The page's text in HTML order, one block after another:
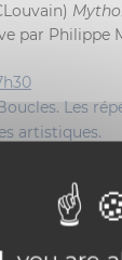
par Philippe
Les
artistiques.
de la